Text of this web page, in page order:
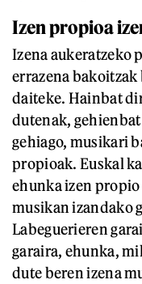
Izen propioa
Izena aukeratzeko
errazena bakoitzak
daiteke. Hainbat
dutenak,
gehiago, musikari
propioak. Euskal
ehunka izen
musikan izandako
Labeguerieren
garaira, ehunka,
dute beren izena